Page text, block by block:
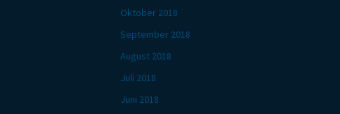
Oktober 2018
September 2018
August 2018
Juli 2018
Juni 2018